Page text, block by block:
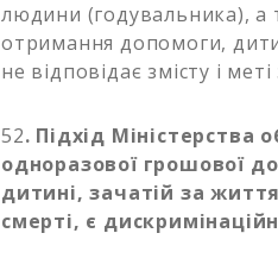
людини (годувальника), а
отримання допомоги,
не відповідає змісту і
52. Підхід
одноразової грошової
дитині, зачатій за
смерті, є